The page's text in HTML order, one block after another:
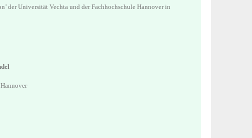
der Universität Vechta und der Fachhochschule Hannover in